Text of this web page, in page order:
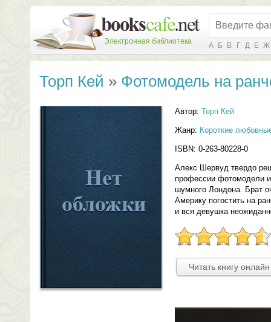
Электронная библиотека А Б В Г Д Е Ж
Торп Кей » Фотомодель на
Автор: Торп Кей
Жанр: Короткие
ISBN: 0-263-80228-0
Алекс Шервуд твердо
профессии фотомодели
шумного Лондона. Брат
Америку погостить на
и вся девушка
Читать книгу